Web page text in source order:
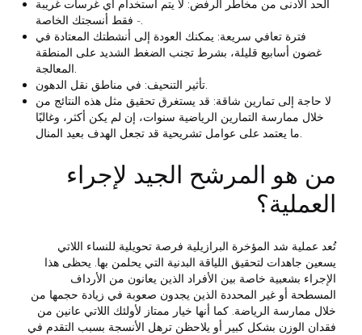
الحد الأدنى من مخاطر الرفض: لا يتم استخدام أي غرسات غريبة
- فقط أنسجتك الخاصة.
فترة تعافي سريعة: يمكنك العودة إلى أنشطتك المعتادة في
غضون أسابيع قليلة، بشرط تجنب الضغط الشديد على المنطقة
المعالجة.
تأثير التنحيف: في مناطق نقل الدهون.
لا حاجة إلى تمارين شاقة: قد يستغرق تحقيق مثل هذه النتائج من
خلال ممارسة التمارين الرياضية سنوات، إن لم يكن أكثر، وغالبًا
ما يعتمد على عوامل تشريحية قد تجعل الهدف بعيد المنال.
من هو المرشح الجيد لإجراء
العملية؟
تُعد عملية شد المؤخرة البرازيلية فرصة تحويلية للنساء اللاتي
يسعين جاهدات لتحقيق اللياقة البدنية التي يحلمن بها. يحظى هذا
الإجراء بشعبية خاصة بين الأفراد الذين يعانون من الأرداف
المسطحة أو غير المحددة الذين يجدون صعوبة في زيادة حجمها من
خلال ممارسة الرياضة. كما أنها خيار ممتاز لأولئك اللاتي عانين من
فقدان الوزن بشكل كبير أو يلاحظن ترهل الأنسجة بسبب التقدم في